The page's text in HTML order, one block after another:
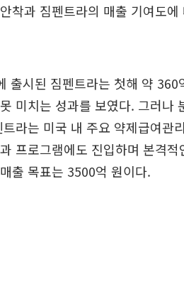
착과 짐펜트라의 매출 기여도
출시된 짐펜트라는 첫해 약
미치는 성과를 보였다. 그러나
라는 미국 내 주요 약제급여관
프로그램에도 진입하며 본격
출 목표는 3500억 원이다.